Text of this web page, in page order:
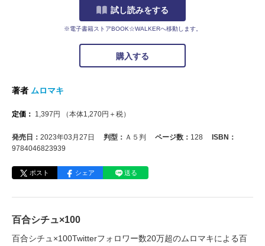
試し読みをする
※電子書籍ストアBOOK☆WALKERへ移動します。
購入する
著者 ムロマキ
定価： 1,397 円 （本体1,270円＋税）
発売日： 2023年03月27日 判型： Ａ５判 ページ数： 128
ISBN：
9784046823939
ポスト シェア 送る
百合シチュ×100
百合シチュ×100Twitterフォロワー数20万超のムロマキによる百